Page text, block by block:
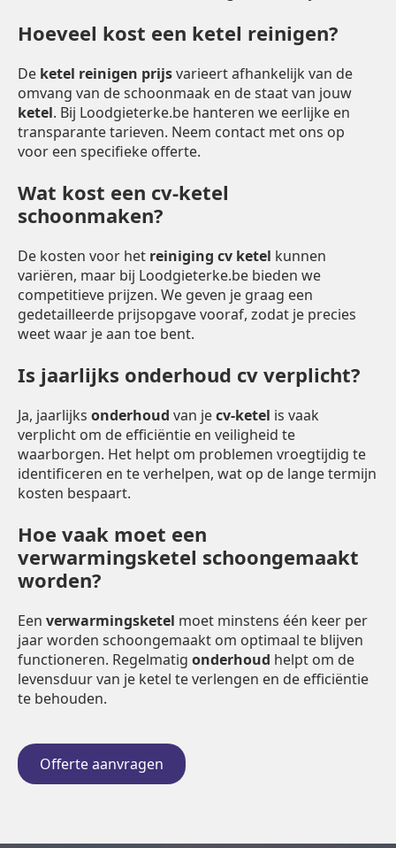
Hoeveel kost een ketel reinigen?
De ketel reinigen prijsvarieert afhankelijk van de
omvang van de schoonmaak en de staat van jouw
ketel. Bij Loodgieterke.be hanteren we eerlijke en
transparante tarieven. Neem contact met ons op
voor een specifieke offerte.
Wat kost een cv-ketel
schoonmaken?
De kosten voor het reiniging cv ketel kunnen
variëren, maar bij Loodgieterke.be bieden we
competitieve prijzen. We geven je graag een
gedetailleerde prijsopgave vooraf, zodat je precies
weet waar je aan toe bent.
Is jaarlijks onderhoud cv verplicht?
Ja, jaarlijks onderhoud van jecv-ketel is vaak
verplicht om de efficiëntie en veiligheid te
waarborgen. Het helpt om problemen vroegtijdig te
identificeren en te verhelpen, wat op de lange termijn
kosten bespaart.
Hoe vaak moet een
verwarmingsketel schoongemaakt
worden?
Een verwarmingsketel moet minstens één keer per
jaar worden schoongemaakt om optimaal te blijven
functioneren. Regelmatig onderhoud helpt om de
levensduur van je ketel te verlengen en de efficiëntie
te behouden.
Offerte aanvragen